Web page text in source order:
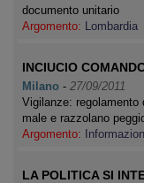
documento unitario
Argomento: Lombardia
INCIUCIO
Milano - 27/09/2011
Vigilanze:
male e razzolano
Argomento:
LA POLITICA SI